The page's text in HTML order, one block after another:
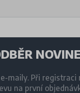
maily. Při registraci
na první